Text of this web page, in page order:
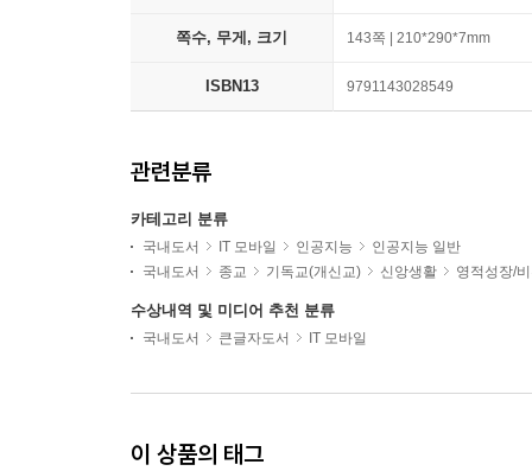
쪽수, 무게, 크기 143쪽 | 210*290*7mm
ISBN13 9791143028549
관련분류
카테고리 분류
국내도서 IT 모바일 인공지능
인공지능 일반
국내도서
종교 기독교(개신교) 신앙생활 영적성장/
수상내역 및 미디어 추천 분류
국내도서 큰글자도서 IT 모바일
이 상품의 태그